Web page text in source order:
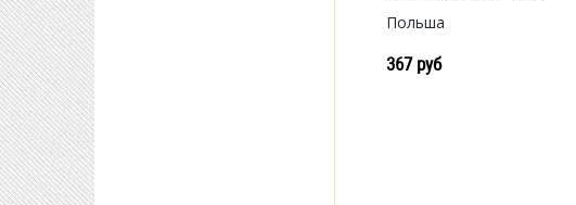
Польша
367 руб